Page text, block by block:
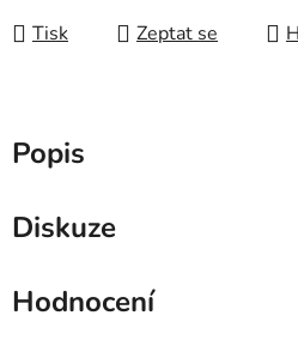
Tisk Zeptat se
Popis
Diskuze
Hodnocení